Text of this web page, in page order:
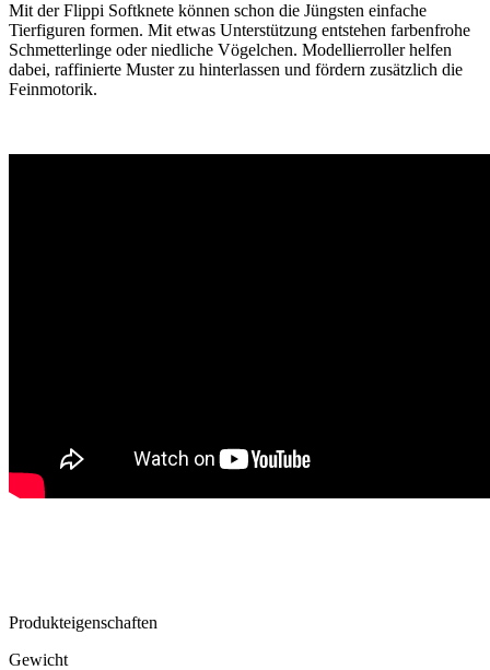
Mit der Flippi Softknete können schon die Jüngsten einfache
Tierfiguren formen. Mit etwas Unterstützung entstehen farbenfrohe
Schmetterlinge oder niedliche Vögelchen. Modellierroller helfen
dabei, raffinierte Muster zu hinterlassen und fördern zusätzlich die
Feinmotorik.
Produkteigenschaften
Gewicht